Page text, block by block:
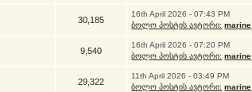
30,185
16th April 2026 - 07:43 PM
ბოლო პოსტის ავტორი: marine
9,540
16th April 2026 - 07:20 PM
ბოლო პოსტის ავტორი: marine
29,322
11th April 2026 - 03:49 PM
ბოლო პოსტის ავტორი: marine